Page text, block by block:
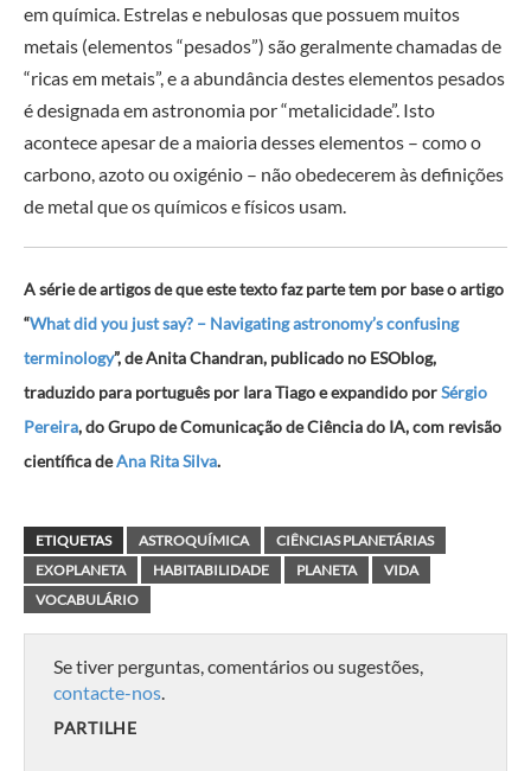
em química. Estrelas e nebulosas que possuem muitos
metais (elementos “pesados”) são geralmente chamadas de
“ricas em metais”, e a abundância destes elementos pesados
é designada em astronomia por “metalicidade”. Isto
acontece apesar de a maioria desses elementos – como o
carbono, azoto ou oxigénio – não obedecerem às definições
de metal que os químicos e físicos usam.
A série de artigos de que este texto faz parte tem por base o artigo
“What did you just say? – Navigating astronomy’s confusing
terminology”, de Anita Chandran, publicado no ESOblog,
traduzido para português por Iara Tiago e expandido porSérgio
Pereira, do Grupo de Comunicação de Ciência do IA, com revisão
científica deAna Rita Silva.
ETIQUETAS ASTROQUÍMICA
CIÊNCIAS PLANETÁRIAS
EXOPLANETA
HABITABILIDADE PLANETA
VIDA
VOCABULÁRIO
Se tiver perguntas, comentários ou sugestões,
contacte-nos.
PARTILHE